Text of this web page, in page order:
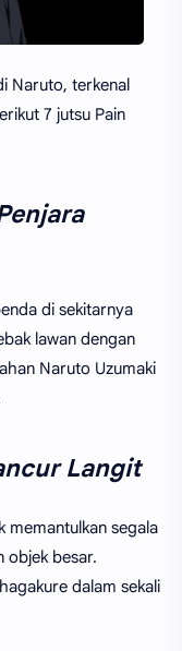
Naruto, terkenal
7 jutsu Pain
di sekitarnya
lawan dengan
Naruto Uzumaki
Langit
memantulkan segala
objek besar.
dalam sekali